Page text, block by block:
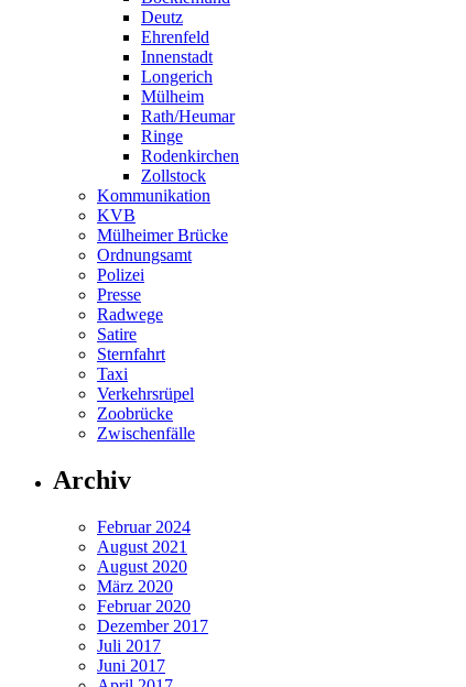
Deutz
Ehrenfeld
Innenstadt
Longerich
Mülheim
Rath/Heumar
Ringe
Rodenkirchen
Zollstock
Kommunikation
KVB
Mülheimer Brücke
Ordnungsamt
Polizei
Presse
Radwege
Satire
Sternfahrt
Taxi
Verkehrsrüpel
Zoobrücke
Zwischenfälle
Archiv
Februar 2024
August 2021
August 2020
März 2020
Februar 2020
Dezember 2017
Juli 2017
Juni 2017